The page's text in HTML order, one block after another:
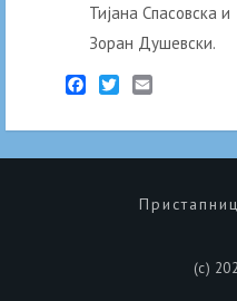
Тијана Спасовска и
Зоран Душевски.
(c)